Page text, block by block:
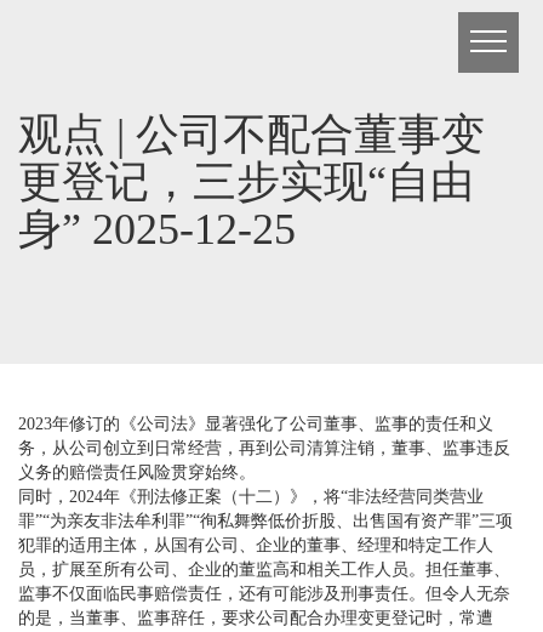
观点 | 公司不配合董事变
更登记，三步实现“自由
身” 2025-12-25
2023年修订的《公司法》显著强化了公司董事、监事的责任和义
务，从公司创立到日常经营，再到公司清算注销，董事、监事违反
义务的赔偿责任风险贯穿始终。
同时，2024年《刑法修正案（十二）》，将“非法经营同类营业
罪”“为亲友非法牟利罪”“徇私舞弊低价折股、出售国有资产罪”三项
犯罪的适用主体，从国有公司、企业的董事、经理和特定工作人
员，扩展至所有公司、企业的董监高和相关工作人员。担任董事、
监事不仅面临民事赔偿责任，还有可能涉及刑事责任。但令人无奈
的是，当董事、监事辞任，要求公司配合办理变更登记时，常遭